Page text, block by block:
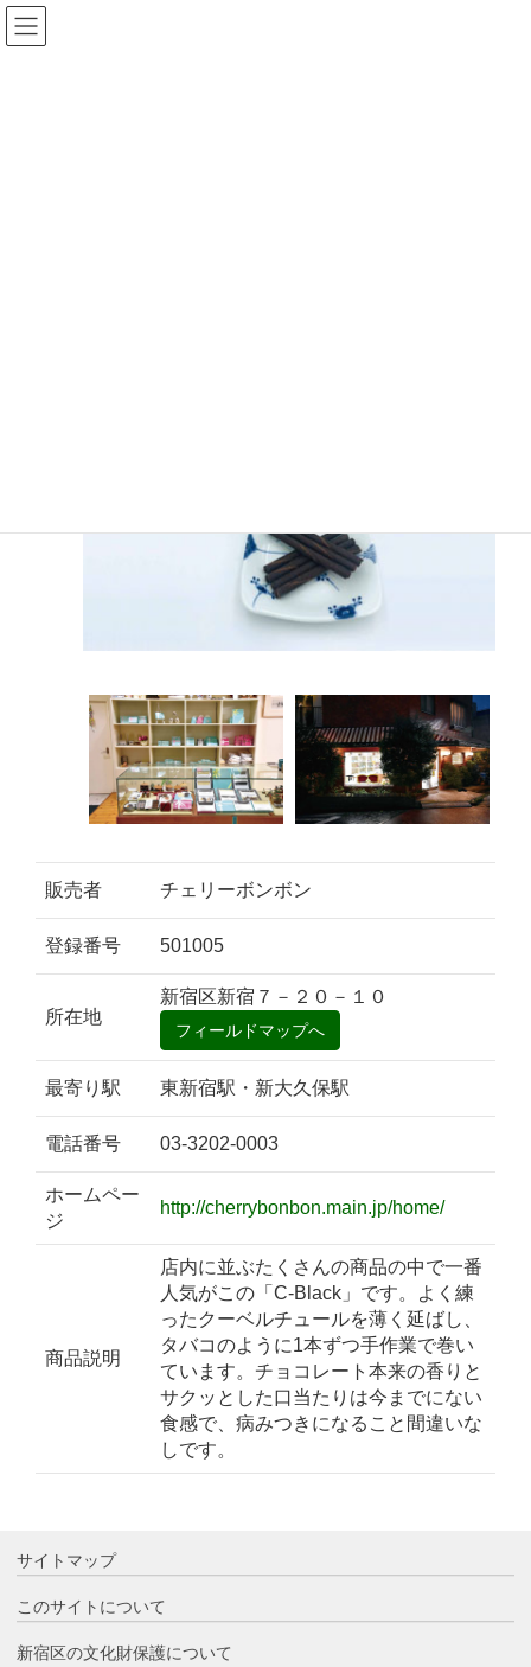
販売者 チェリーボンボン
登録番号 501005
所在地
新宿区新宿７－２０－１０
最寄り駅 東新宿駅・新大久保駅
電話番号 03-3202-0003
ホームペー
ジ
http://cherrybonbon.main.jp/home/
商品説明
店内に並ぶたくさんの商品の中で一番
人気がこの「C-Black」です。よく練
ったクーベルチュールを薄く延ばし、
タバコのように1本ずつ手作業で巻い
ています。チョコレート本来の香りと
サクッとした口当たりは今までにない
食感で、病みつきになること間違いな
しです。
サイトマップ
このサイトについて
新宿区の文化財保護について